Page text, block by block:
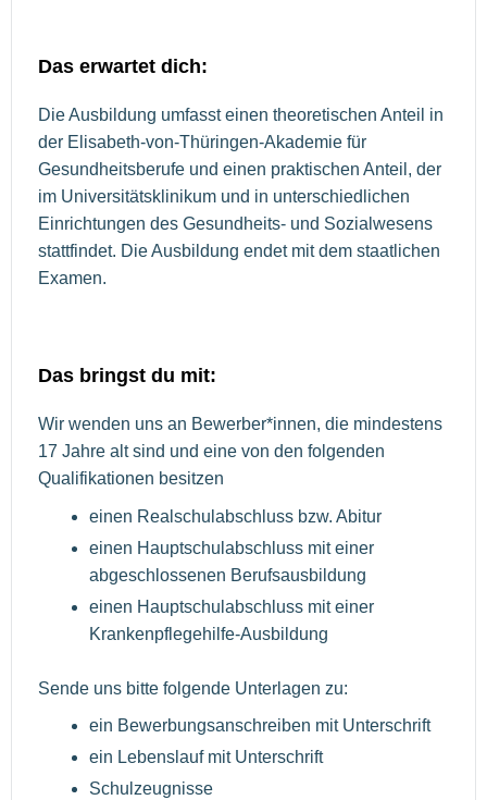
Das erwartet dich:
Die Ausbildung umfasst einen theoretischen Anteil in
der Elisabeth-von-Thüringen-Akademie für
Gesundheitsberufe und einen praktischen Anteil, der
im Universitätsklinikum und in unterschiedlichen
Einrichtungen des Gesundheits- und Sozialwesens
stattfindet. Die Ausbildung endet mit dem staatlichen
Examen.
Das bringst du mit:
Wir wenden uns an Bewerber*innen, die mindestens
17 Jahre alt sind und eine von den folgenden
Qualifikationen besitzen
einen Realschulabschluss bzw. Abitur
einen Hauptschulabschluss mit einer
abgeschlossenen Berufsausbildung
einen Hauptschulabschluss mit einer
Krankenpflegehilfe-Ausbildung
Sende uns bitte folgende Unterlagen zu:
ein Bewerbungsanschreiben mit Unterschrift
ein Lebenslauf mit Unterschrift
Schulzeugnisse